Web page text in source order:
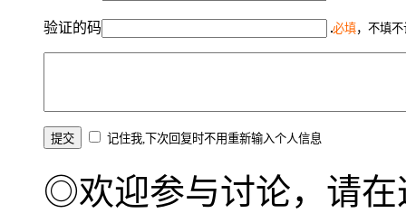
验证的码 必填，不填
记住我,下次回复时不用重新输入个人信息
◎欢迎参与讨论，请在